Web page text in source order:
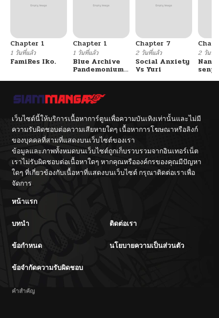
Chapter 1
1 วันที่แล้ว
FamiRes Iko.
Chapter 1
1 วันที่แล้ว
Blue Archive
Pandemonium
Chapter 7
2 วันที่แล้ว
Social Anxiety
Vs Yuri
2 วันที่แ
เว็บไซต์นี้ให้บริการเนื้อหาการ์ตูนเพื่อความบันเทิงเท่านั้นและไม่มี
ความรับผิดชอบต่อความเสียหายใดๆ เนื้อหาการโฆษณาหรือลิงก์
ของบุคคลที่สามที่แสดงบนเว็บไซต์ของเรา
ข้อมูลและภาพทั้งหมดบนเว็บไซต์ถูกเก็บรวบรวมจากอินเทอร์เน็ต
เราไม่รับผิดชอบต่อเนื้อหาใดๆ หากคุณหรือองค์กรของคุณมีปัญหา
ใดๆ ที่เกี่ยวข้องกับเนื้อหาที่แสดงบนเว็บไซต์ กรุณาติดต่อเราเพื่อ
จัดการ
หน้าแรก
บทนำ ติดต่อเรา
ข้อกำหนด นโยบายความเป็นส่วนตัว
ข้อจำกัดความรับผิดชอบ
คำสำคัญ